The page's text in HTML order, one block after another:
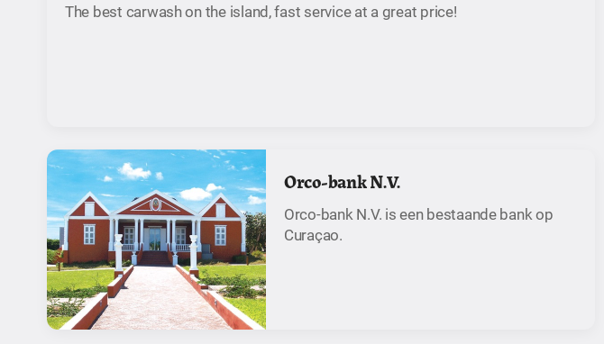
The best carwash on the island, fast service at a great price!
Orco-bank N.V.
Orco-bank N.V. is een bestaande bank op
Curaçao.